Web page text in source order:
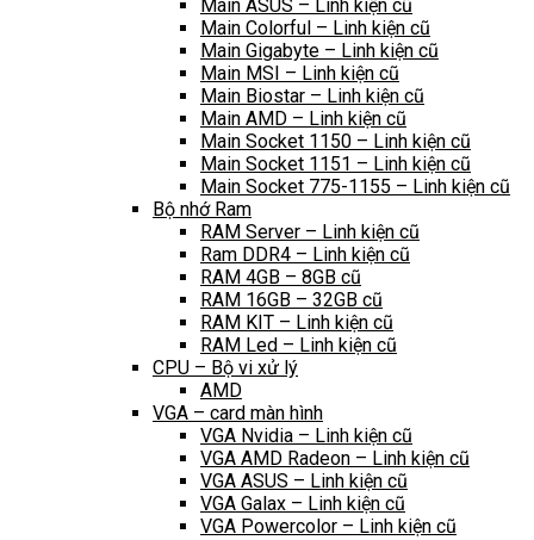
Main ASUS – Linh kiện cũ
Main Colorful – Linh kiện cũ
Main Gigabyte – Linh kiện cũ
Main MSI – Linh kiện cũ
Main Biostar – Linh kiện cũ
Main AMD – Linh kiện cũ
Main Socket 1150 – Linh kiện cũ
Main Socket 1151 – Linh kiện cũ
Main Socket 775-1155 – Linh kiện cũ
Bộ nhớ Ram
RAM Server – Linh kiện cũ
Ram DDR4 – Linh kiện cũ
RAM 4GB – 8GB cũ
RAM 16GB – 32GB cũ
RAM KIT – Linh kiện cũ
RAM Led – Linh kiện cũ
CPU – Bộ vi xử lý
AMD
VGA – card màn hình
VGA Nvidia – Linh kiện cũ
VGA AMD Radeon – Linh kiện cũ
VGA ASUS – Linh kiện cũ
VGA Galax – Linh kiện cũ
VGA Powercolor – Linh kiện cũ